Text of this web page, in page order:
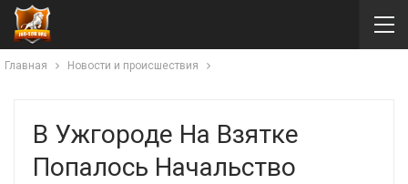
Главная Новости и происшествия
В Ужгороде На Взятке
Попалось Начальство